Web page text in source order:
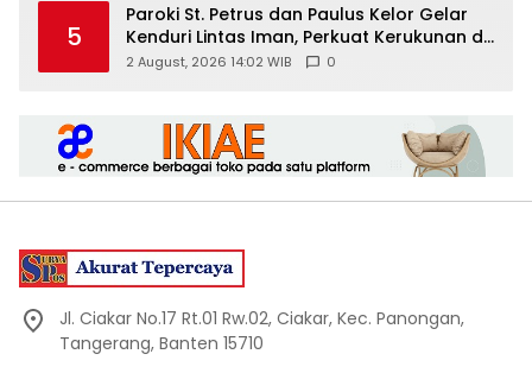
5
Paroki St. Petrus dan Paulus Kelor Gelar
Kenduri Lintas Iman, Perkuat Kerukunan di
Gunungkidul
2 August, 2026 14:02 WIB 0
Jl. Ciakar No.17 Rt.01 Rw.02, Ciakar, Kec. Panongan,
Tangerang, Banten 15710